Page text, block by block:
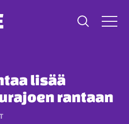
lisää
rantaan